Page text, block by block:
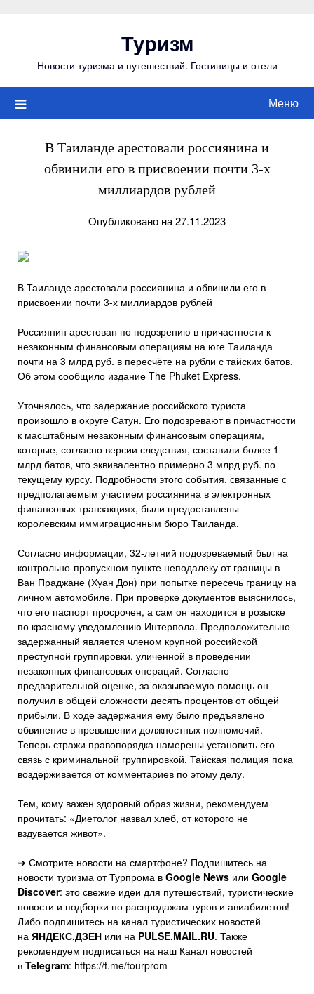
Туризм
Новости туризма и путешествий. Гостиницы и отели
Меню
В Таиланде арестовали россиянина и
обвинили его в присвоении почти 3-х
миллиардов рублей
Опубликовано на 27.11.2023
В Таиланде арестовали россиянина и обвинили его в
присвоении почти 3-х миллиардов рублей
Россиянин арестован по подозрению в причастности к
незаконным финансовым операциям на юге Таиланда
почти на 3 млрд руб. в пересчёте на рубли с тайских батов.
Об этом сообщило издание The Phuket Express.
Уточнялось, что задержание российского туриста
произошло в округе Сатун. Его подозревают в причастности
к масштабным незаконным финансовым операциям,
которые, согласно версии следствия, составили более 1
млрд батов, что эквивалентно примерно 3 млрд руб. по
текущему курсу. Подробности этого события, связанные с
предполагаемым участием россиянина в электронных
финансовых транзакциях, были предоставлены
королевским иммиграционным бюро Таиланда.
Согласно информации, 32-летний подозреваемый был на
контрольно-пропускном пункте неподалеку от границы в
Ван Праджане (Хуан Дон) при попытке пересечь границу на
личном автомобиле. При проверке документов выяснилось,
что его паспорт просрочен, а сам он находится в розыске
по красному уведомлению Интерпола. Предположительно
задержанный является членом крупной российской
преступной группировки, уличенной в проведении
незаконных финансовых операций. Согласно
предварительной оценке, за оказываемую помощь он
получил в общей сложности десять процентов от общей
прибыли. В ходе задержания ему было предъявлено
обвинение в превышении должностных полномочий.
Теперь стражи правопорядка намерены установить его
связь с криминальной группировкой. Тайская полиция пока
воздерживается от комментариев по этому делу.
Тем, кому важен здоровый образ жизни, рекомендуем
прочитать: «Диетолог назвал хлеб, от которого не
вздувается живот».
➔ Смотрите новости на смартфоне? Подпишитесь на
новости туризма от Турпрома в Google News или Google
Discover: это свежие идеи для путешествий, туристические
новости и подборки по распродажам туров и авиабилетов!
Либо подпишитесь на канал туристических новостей
на ЯНДЕКС.ДЗЕН или на PULSE.MAIL.RU. Также
рекомендуем подписаться на наш Канал новостей
в Telegram: https://t.me/tourprom